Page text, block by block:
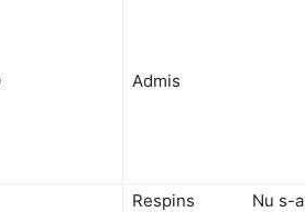
Admis
Respins Nu s-a